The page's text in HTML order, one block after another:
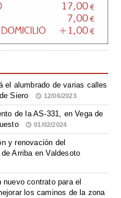
el alumbrado de varias calles
Siero
12/06/2023
de la AS-331, en Vega de
01/02/2024
y renovación del
Arriba en Valdesoto
contrato para el
los caminos de la zona